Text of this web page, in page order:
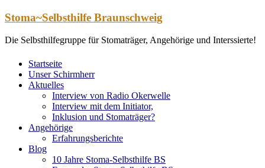
Zum
springen
Stoma~Selbsthilfe Braunschweig
Die Selbsthilfegruppe für Stomaträger, Angehörige und Interssierte!
Startseite
Unser Schirmherr
Aktuelles
Interview von Radio Okerwelle
Interview mit dem Initiator,
Inklusion und Stomaträger?
Angehörige
Erfahrungsberichte
Blog
10 Jahre Stoma-Selbsthilfe BS